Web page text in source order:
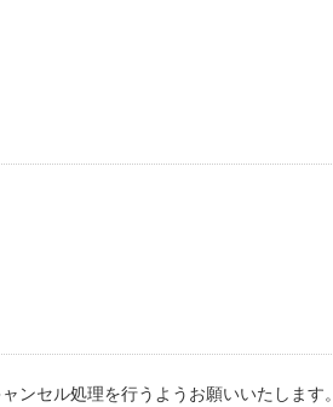
ンセル処理を行うようお願いいたします。